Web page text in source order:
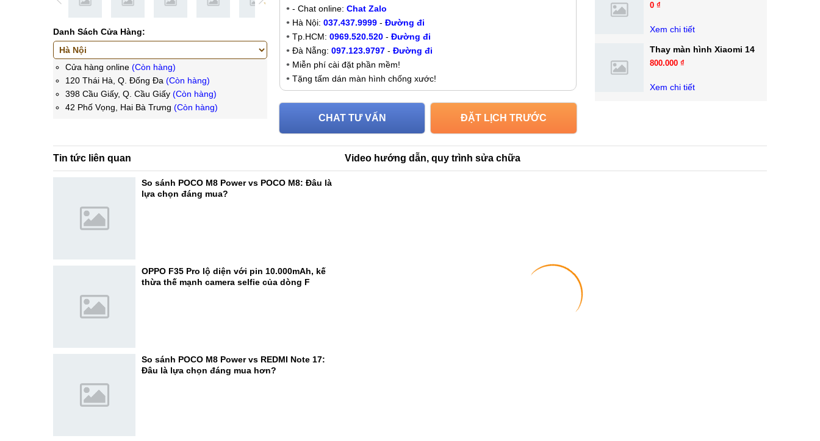
Danh Sách Cửa Hàng:
Cửa hàng online (Còn hàng)
120 Thái Hà, Q. Đống Đa (Còn hàng)
398 Cầu Giấy, Q. Cầu Giấy (Còn hàng)
42 Phố Vọng, Hai Bà Trưng (Còn hàng)
- Chat online: Chat Zalo
Hà Nội: 037.437.9999 - Đường đi
Tp.HCM: 0969.520.520 - Đường đi
Đà Nẵng: 097.123.9797 - Đường đi
Miễn phí cài đặt phần mềm!
Tặng tấm dán màn hình chống xước!
CHAT TƯ VẤN ĐẶT LỊCH TRƯỚC
0 ₫
Xem chi tiết
Thay màn hình Xiaomi 14
800.000 ₫
Xem chi tiết
Tin tức liên quan
So sánh POCO M8 Power vs POCO M8: Đâu là
lựa chọn đáng mua?
OPPO F35 Pro lộ diện với pin 10.000mAh, kế
thừa thế mạnh camera selfie của dòng F
So sánh POCO M8 Power vs REDMI Note 17:
Đâu là lựa chọn đáng mua hơn?
Video hướng dẫn, quy trình sửa chữa